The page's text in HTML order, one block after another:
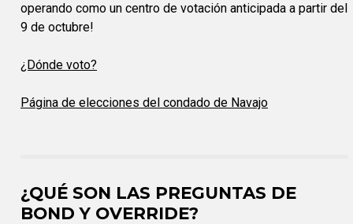
operando como un centro de votación anticipada a partir del
9 de octubre!
¿Dónde voto?
Página de elecciones del condado de Navajo
¿QUÉ SON LAS PREGUNTAS DE
BOND Y OVERRIDE?